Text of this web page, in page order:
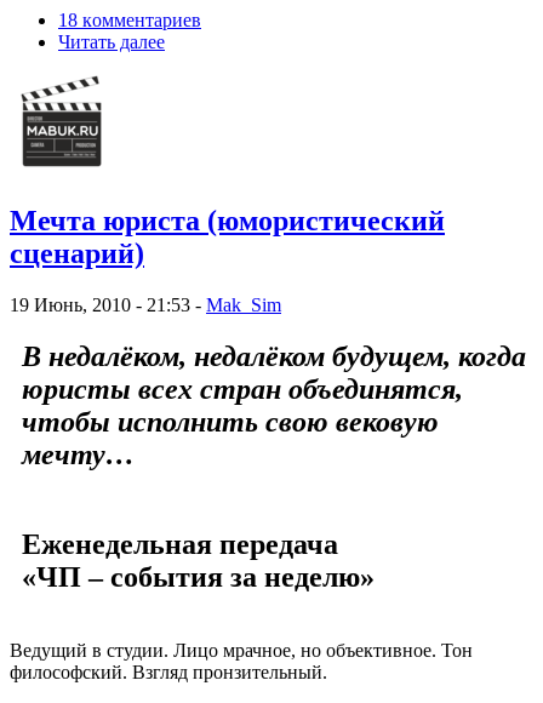
18 кoммeнтаpиев
Читать далее
Мечта юриста (юмористический
сценарий)
19 Июнь, 2010 - 21:53 - Mak_Sim
В недалёком, недалёком будущем, когда
юристы всех стран объединятся,
чтобы исполнить свою вековую
мечту…
Еженедельная передача
«ЧП – события за неделю»
Ведущий в студии. Лицо мрачное, но объективное. Тон
философский. Взгляд пронзительный.